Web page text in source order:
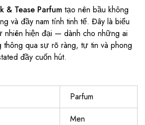
& Tease Parfum tạo nên bầu không
và đầy nam tính tinh tế. Đây là biểu
hiện đại — dành cho những ai
thông qua sự rõ ràng, tự tin và phong
đầy cuốn hút.
Parfum
Men